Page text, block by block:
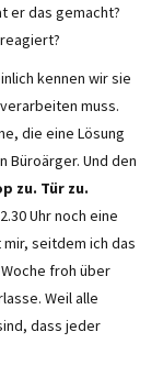
er das gemacht?
kennen wir sie
muss.
die eine Lösung
Büroärger. Und den
zu. Tür zu.
Uhr noch eine
seitdem ich das
froh über
Weil alle
dass jeder